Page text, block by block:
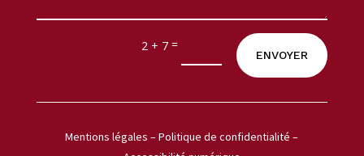
2 + 7 =
ENVOYER
Mentions légales –Politique de confidentialité–